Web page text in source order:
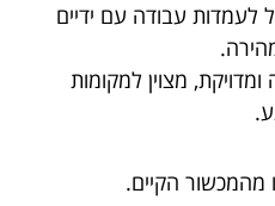
לעמדות עבודה עם ידיים
ומדויקת, מצוין למקומות
הקיים.